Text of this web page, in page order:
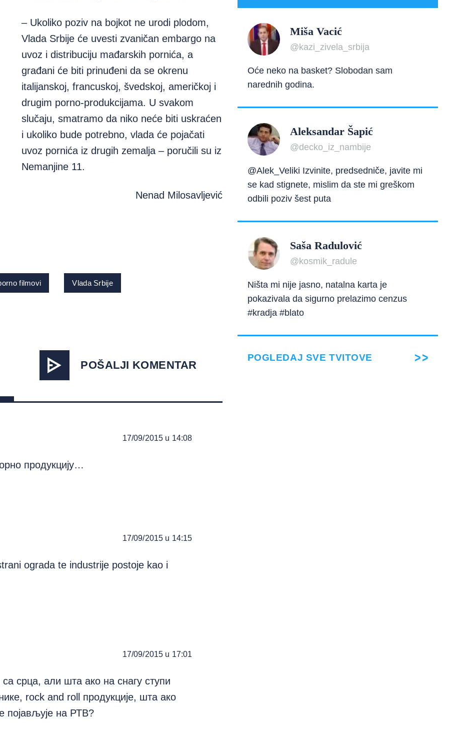
– Ukoliko poziv na bojkot ne urodi plodom,
Vlada Srbije će uvesti zvaničan embargo na
uvoz i distribuciju mađarskih pornića, a
građani će biti prinuđeni da se okrenu
italijanskoj, francuskoj, švedskoj, američkoj i
drugim porno-produkcijama. U svakom
slučaju, smatramo da niko neće biti uskraćen
i ukoliko bude potrebno, vlada će pojačati
uvoz pornića iz drugih zemalja – poručili su iz
Nemanjine 11.
Nenad Milosavljević
filmovi Vlada Srbije
POŠALJI KOMENTAR
17/09/2015 u 14:08
продукцију…
17/09/2015 u 14:15
ograda te industrije postoje kao i
17/09/2015 u 17:01
срца, али шта ако на снагу ступи
rock and roll продукције, шта ако
појављује на РТВ?
Miša Vacić
@kazi_zivela_srbija
Oće neko na basket? Slobodan sam
narednih godina.
Aleksandar Šapić
@decko_iz_nambije
@Alek_Veliki Izvinite, predsedniče, javite mi
se kad stignete, mislim da ste mi greškom
odbili poziv šest puta
Saša Radulović
@kosmik_radule
Ništa mi nije jasno, natalna karta je
pokazivala da sigurno prelazimo cenzus
#kradja #blato
POGLEDAJ SVE TVITOVE